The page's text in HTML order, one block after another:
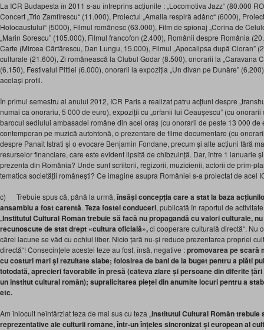
La ICR Budapesta în 2011 s-au întreprins acțiunile : „Locomotiva Jazz“ (80.000
Concert „Trio Zamfirescu“ (11.000), Proiectul „Amalia respiră adânc“ (6000),
Holocaustului“ (5000), Filmul românesc (63.000), Film de spionaj „Corina de
„Marin Sorescu” (105.000), Filmul francofon (2.400), Românii despre România
Carte (Mircea Cărtărescu, Dan Lungu, 15.000), Filmul „Apocalipsa după Cioran”
culturale (21.600), Zi românească la Clubul Godar (8.500), onorarii la „Caravana
(6.150), Festivalul Piftiei (6.000), onorarii la expoziția „Un divan pe Dunăre”
același profil.
În primul semestru al anului 2012, ICR Paris a realizat patru acțiuni despre
numai ca onorariu, 5 000 de euro), expoziții cu „orfanii lui Ceaușescu” (cu
barocul sediului ambasadei române din acel oraș (cu onorarii de peste 13 000 de
contemporan pe muzică autohtonă, o prezentare de filme documentare (cu
despre Panait Istrati și o evocare Benjamin Fondane, precum și alte acțiuni fără
resurselor financiare, care este evident lipsită de chibzuință. Dar, între 1 ianuarie
prezenta din România? Unde sunt scriitorii, regizorii, muzicienii, actorii de prim-
tematica societății românești? Ce imagine asupra României s-a proiectat de acel
c) Trebuie spus că, până la urmă, însăși concepția care a stat la baza
ansamblu a fost carentă. Teza fostei conduceri, publicată în raportul de
„Institutul Cultural Român trebuie să facă nu propagandă cu valori culturale,
recunoscute de stat drept «cultura oficială»,ci cooperare culturală directă“. Nu
cărei lacune se văd cu ochiul liber. Nicio țară nu-și reduce prezentarea propriei
directă“! Consecințele acestei teze au fost, însă, negative :promovarea pe scară
cu costuri mari și rezultate slabe; folosirea de bani de la buget pentru a plăti
totodată, aprecieri favorabile în presă (câteva ziare și persoane din diferite
un institut cultural român); supralicitarea pieței din anumite locuri pentru a
etc.
Am înlocuit neîntârziat teza de mai sus cu teza „Institutul Cultural Român trebuie
reprezentative ale culturii române, într-un înțeles sincronizat și european al